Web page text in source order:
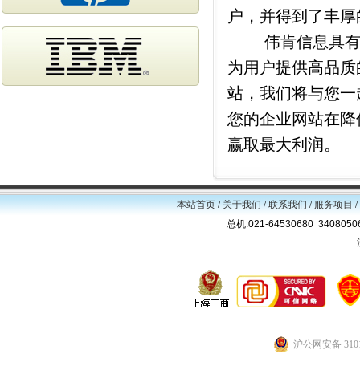
户，并得到了丰
伟肯信息具有
为用户提供高品
站，我们将与您
您的企业网站在
赢取最大利润。
本站首页/关于我们/联系我们/服务项目/
总机:021-64530680
沪公网安备